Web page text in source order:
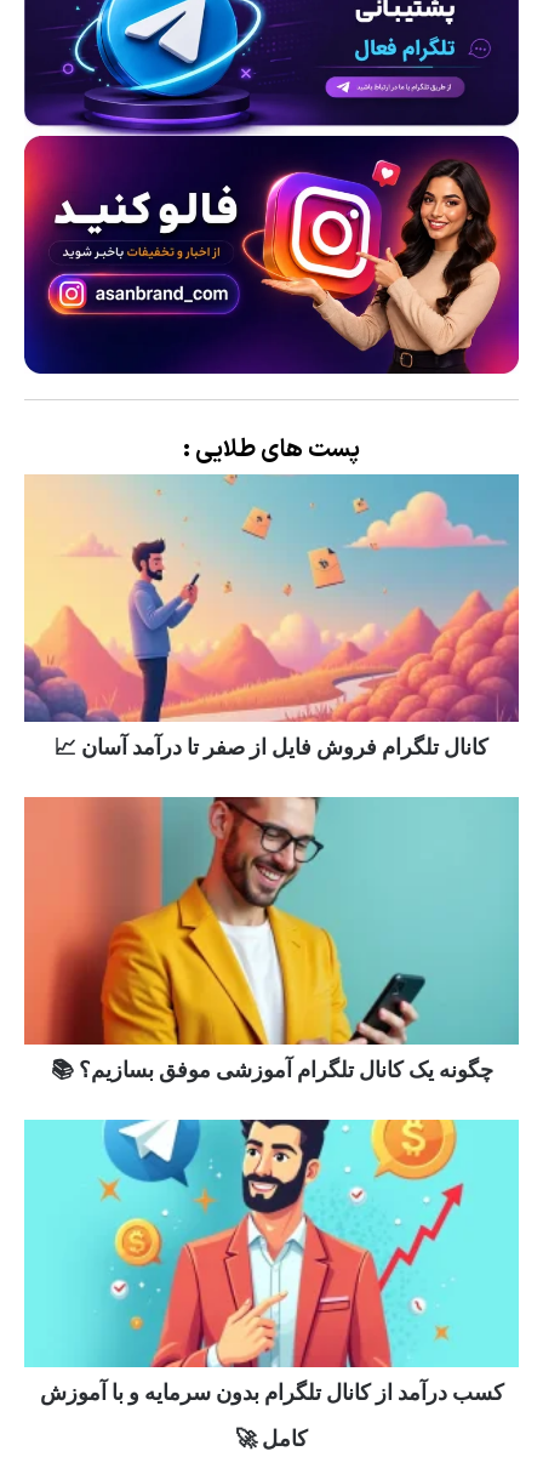
پست های طلایی :
کانال تلگرام فروش فایل از صفر تا درآمد آسان 📈
چگونه یک کانال تلگرام آموزشی موفق بسازیم؟ 📚
کسب درآمد از کانال تلگرام بدون سرمایه و با آموزش
کامل 🚀